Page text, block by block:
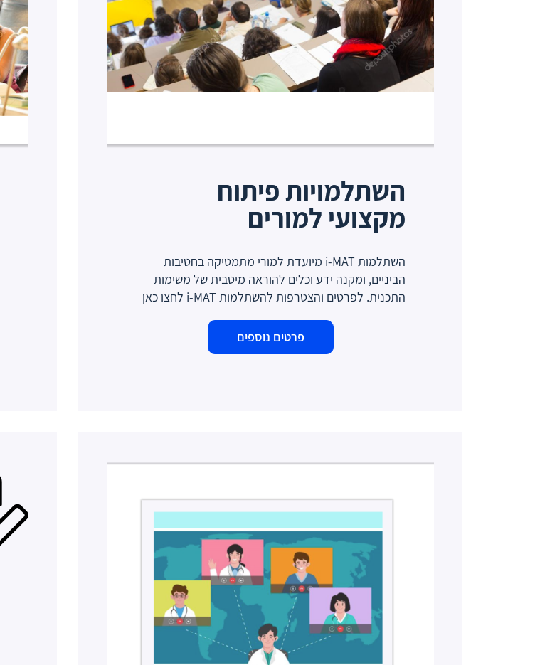
השתלמויות פיתוח
מקצועי למורים
השתלמות i-MAT מיועדת למורי מתמטיקה בחטיבות
הביניים, ומקנה ידע וכלים להוראה מיטבית של משימות
התכנית. לפרטים והצטרפות להשתלמות i-MAT לחצו כאן
פרטים נוספים